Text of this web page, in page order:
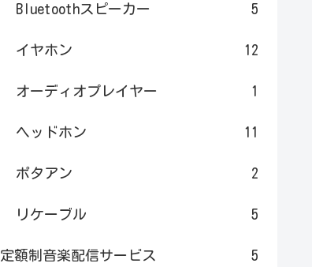
Bluetoothスピーカー 5
イヤホン 12
オーディオプレイヤー 1
ヘッドホン 11
ポタアン 2
リケーブル 5
定額制音楽配信サービス 5